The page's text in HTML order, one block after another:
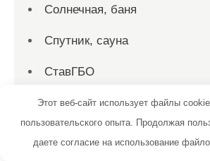
Солнечная, баня
Спутник, сауна
СтавГБО
Станция техобслуживания
Этот веб-сайт использует файлы
пользовательского опыта. Продолжая
даете согласие на использование